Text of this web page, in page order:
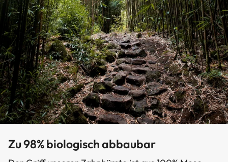
Zu 98% biologisch abbaubar